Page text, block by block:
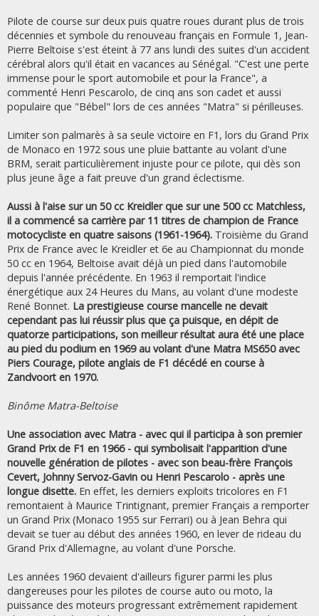
Pilote de course sur deux puis quatre roues durant plus de trois
décennies et symbole du renouveau français en Formule 1, Jean-
Pierre Beltoise s'est éteint à 77 ans lundi des suites d'un accident
cérébral alors qu'il était en vacances au Sénégal. "C'est une perte
immense pour le sport automobile et pour la France", a
commenté Henri Pescarolo, de cinq ans son cadet et aussi
populaire que "Bébel" lors de ces années "Matra" si périlleuses.
Limiter son palmarès à sa seule victoire en F1, lors du Grand Prix
de Monaco en 1972 sous une pluie battante au volant d'une
BRM, serait particulièrement injuste pour ce pilote, qui dès son
plus jeune âge a fait preuve d'un grand éclectisme.
Aussi à l'aise sur un 50 cc Kreidler que sur une 500 cc Matchless,
il a commencé sa carrière par 11 titres de champion de France
motocycliste en quatre saisons (1961-1964). Troisième du Grand
Prix de France avec le Kreidler et 6e au Championnat du monde
50 cc en 1964, Beltoise avait déjà un pied dans l'automobile
depuis l'année précédente. En 1963 il remportait l'indice
énergétique aux 24 Heures du Mans, au volant d'une modeste
René Bonnet. La prestigieuse course mancelle ne devait
cependant pas lui réussir plus que ça puisque, en dépit de
quatorze participations, son meilleur résultat aura été une place
au pied du podium en 1969 au volant d'une Matra MS650 avec
Piers Courage, pilote anglais de F1 décédé en course à
Zandvoort en 1970.
Binôme Matra-Beltoise
Une association avec Matra - avec qui il participa à son premier
Grand Prix de F1 en 1966 - qui symbolisait l'apparition d'une
nouvelle génération de pilotes - avec son beau-frère François
Cevert, Johnny Servoz-Gavin ou Henri Pescarolo - après une
longue disette. En effet, les derniers exploits tricolores en F1
remontaient à Maurice Trintignant, premier Français a remporter
un Grand Prix (Monaco 1955 sur Ferrari) ou à Jean Behra qui
devait se tuer au début des années 1960, en lever de rideau du
Grand Prix d'Allemagne, au volant d'une Porsche.
Les années 1960 devaient d'ailleurs figurer parmi les plus
dangereuses pour les pilotes de course auto ou moto, la
puissance des moteurs progressant extrêmement rapidement